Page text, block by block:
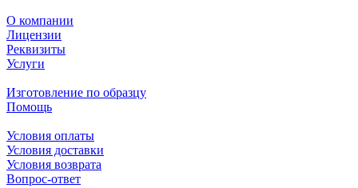
О компании
Лицензии
Реквизиты
Услуги
Изготовление по образцу
Помощь
Условия оплаты
Условия доставки
Условия возврата
Вопрос-ответ